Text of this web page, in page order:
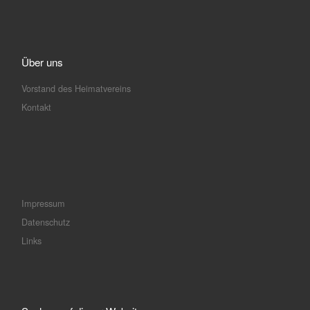
Über uns
Vorstand des Heimatvereins
Kontakt
Impressum
Datenschutz
Links